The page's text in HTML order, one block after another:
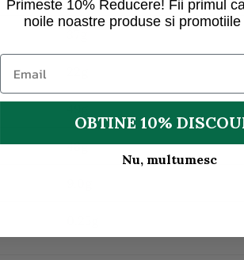
48g
Primeste 10% Reducere! Fii primul
noile noastre produse si
OBTINE 10%
Nu, multumesc